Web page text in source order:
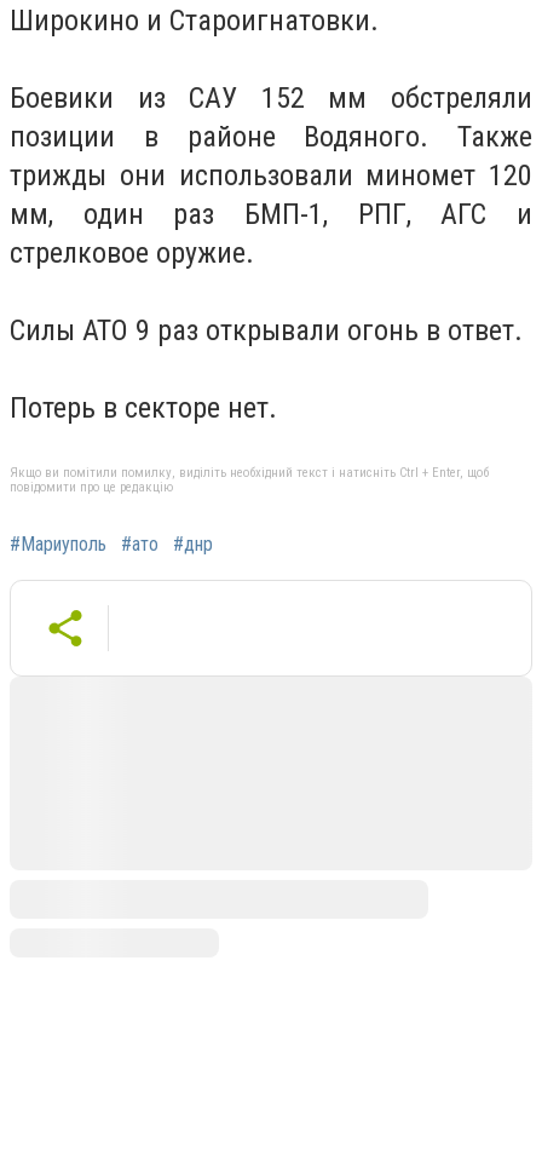
Широкино и Староигнатовки.
Боевики из САУ 152 мм обстреляли
позиции в районе Водяного. Также
трижды они использовали миномет 120
мм, один раз БМП-1, РПГ, АГС и
стрелковое оружие.
Силы АТО 9 раз открывали огонь в ответ.
Потерь в секторе нет.
Якщо ви помітили помилку, виділіть необхідний текст і натисніть Ctrl + Enter, щоб
повідомити про це редакцію
#Мариуполь #ато #днр